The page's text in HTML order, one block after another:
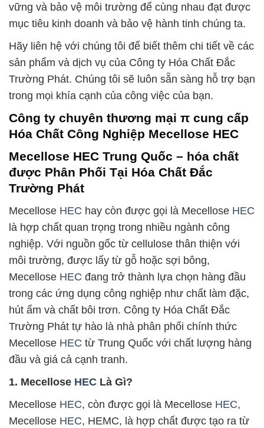
vững và bảo vệ môi trường để cùng nhau đạt được
mục tiêu kinh doanh và bảo vệ hành tinh chúng ta.
Hãy liên hệ với chúng tôi để biết thêm chi tiết về các
sản phẩm và dịch vụ của Công ty Hóa Chất Đắc
Trường Phát. Chúng tôi sẽ luôn sẵn sàng hỗ trợ bạn
trong mọi khía cạnh của công việc của bạn.
Công ty chuyên thương mại π cung cấp
Hóa Chất Công Nghiệp Mecellose HEC
Mecellose HEC Trung Quốc – hóa chất
được Phân Phối Tại Hóa Chất Đắc
Trường Phát
Mecellose HEC hay còn được gọi là Mecellose HEC
là hợp chất quan trọng trong nhiều ngành công
nghiệp. Với nguồn gốc từ cellulose thân thiện với
môi trường, được lấy từ gỗ hoặc sợi bông,
Mecellose HEC đang trở thành lựa chọn hàng đầu
trong các ứng dụng công nghiệp như chất làm đặc,
hút ẩm và chất bôi trơn. Công ty Hóa Chất Đắc
Trường Phát tự hào là nhà phân phối chính thức
Mecellose HEC từ Trung Quốc với chất lượng hàng
đầu và giá cả cạnh tranh.
1. Mecellose HEC Là Gì?
Mecellose HEC, còn được gọi là Mecellose HEC,
Mecellose HEC, HEMC, là hợp chất được tạo ra từ